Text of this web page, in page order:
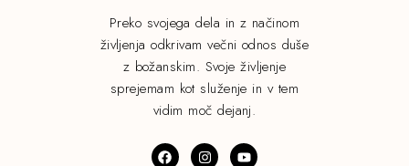
Preko svojega dela in z načinom
življenja odkrivam večni odnos duše
z božanskim. Svoje življenje
sprejemam kot služenje in v tem
vidim moč dejanj.